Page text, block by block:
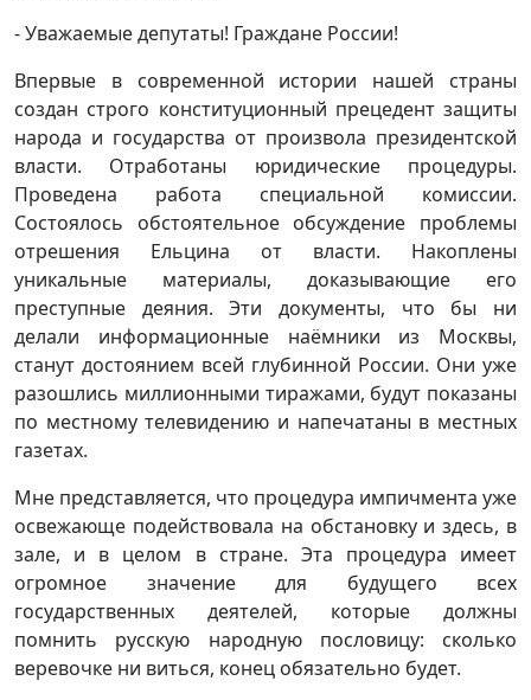
- Уважаемые депутаты! Граждане России!
Впервые в современной истории нашей страны
создан строго конституционный прецедент защиты
народа и государства от произвола президентской
власти. Отработаны юридические процедуры.
Проведена работа специальной комиссии.
Состоялось обстоятельное обсуждение проблемы
отрешения Ельцина от власти. Накоплены
уникальные материалы, доказывающие его
преступные деяния. Эти документы, что бы ни
делали информационные наёмники из Москвы,
станут достоянием всей глубинной России. Они уже
разошлись миллионными тиражами, будут показаны
по местному телевидению и напечатаны в местных
газетах.
Мне представляется, что процедура импичмента уже
освежающе подействовала на обстановку и здесь, в
зале, и в целом в стране. Эта процедура имеет
огромное значение для будущего всех
государственных деятелей, которые должны
помнить русскую народную пословицу: сколько
веревочке ни виться, конец обязательно будет.